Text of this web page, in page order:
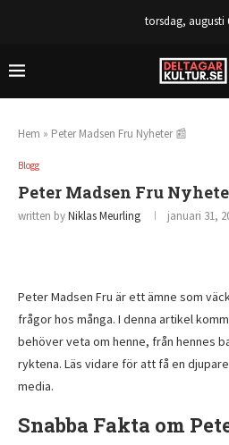
torsdag, augusti
Hem » Peter Madsen Fru Nyheter 📰
Blogg
Peter Madsen Fru
written byNiklas Meurling januari 31,
Peter Madsen Fru är ett ämne som
frågor hos många. I denna artikel
behöver veta om henne, från hennes
ryktena. Läs vidare för att få en
media.
Snabba Fakta om